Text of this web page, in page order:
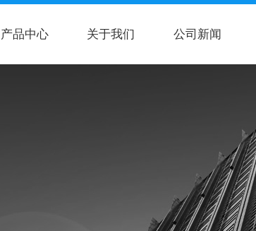
产品中心 关于我们 公司新闻